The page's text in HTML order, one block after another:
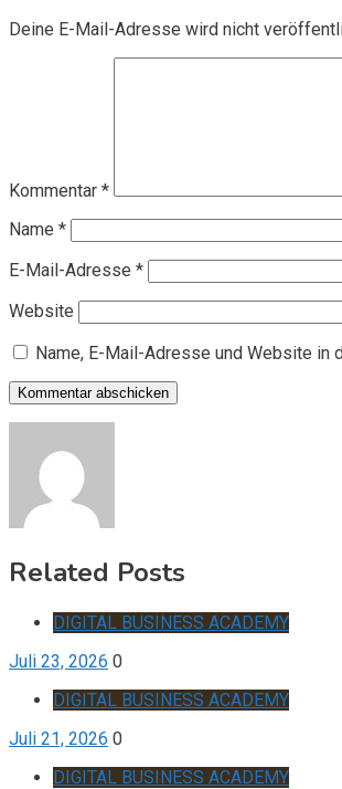
Deine E-Mail-Adresse wird nicht
Kommentar *
Name *
E-Mail-Adresse *
Website
Name, E-Mail-Adresse und Website in
Related Posts
DIGITAL BUSINESS ACADEMY
Juli 23, 2026 0
DIGITAL BUSINESS ACADEMY
Juli 21, 2026 0
DIGITAL BUSINESS ACADEMY